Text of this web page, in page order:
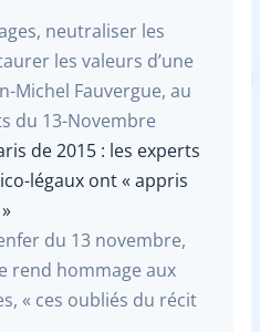
neutraliser les
les valeurs d’une
Michel Fauvergue, au
du 13-Novembre
de 2015 : les experts
légaux ont « appris
du 13 novembre,
rend hommage aux
« ces oubliés du récit